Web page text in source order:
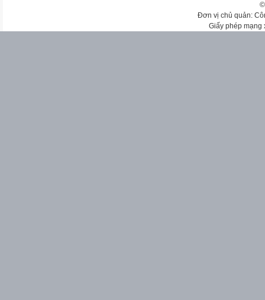
Đơn vị chủ quản:
Giấy phép mạng